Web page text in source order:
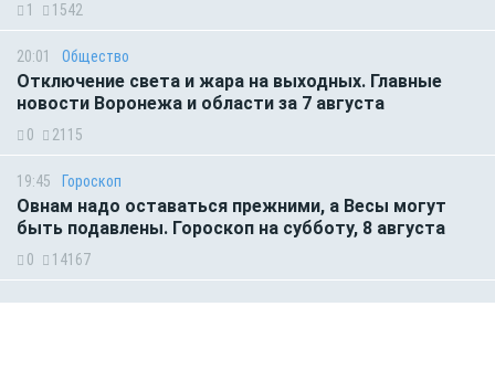
1 1542
20:01 Общество
Отключение света и жара на выходных. Главные
новости Воронежа и области за 7 августа
0 2115
19:45 Гороскоп
Овнам надо оставаться прежними, а Весы могут
быть подавлены. Гороскоп на субботу, 8 августа
0 14167